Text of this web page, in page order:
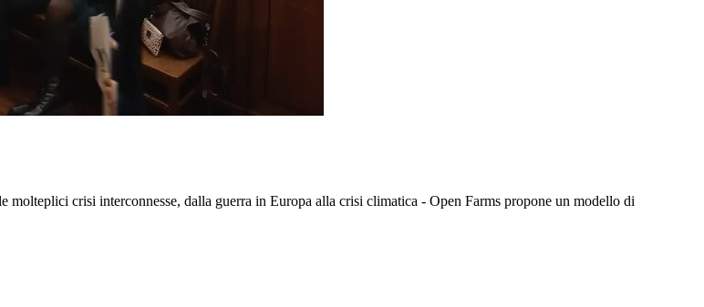
crisi interconnesse, dalla guerra in Europa alla crisi climatica - Open Farms propone un modello di